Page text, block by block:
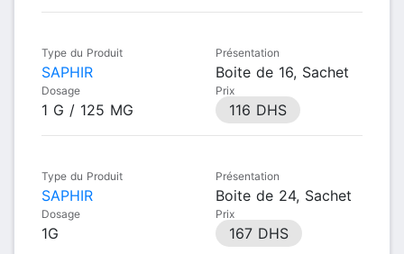
Type du Produit
SAPHIR
Présentation
Boite de 16, Sachet
Dosage
1 G / 125 MG
Prix
116 DHS
Type du Produit
SAPHIR
Présentation
Boite de 24, Sachet
Dosage
1G
Prix
167 DHS